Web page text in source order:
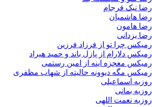
رضا نیک فرجام
رضا هاشمیان
رضا هامون
رضا یزدانی
رمیکس چرا تو از فرزاد فرزین
رمیکس دلارام از پازل باند و حمید هیراد
رمیکس معجزه اینه از امین رستمی
رمیکس مگه دیوونه حالیته از شهاب مظفری
روزبه اسماعیلی
روزبه بمانی
روزبه نعمت اللهی